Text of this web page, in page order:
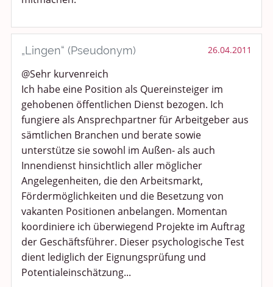
„Lingen“ (Pseudonym) 26.04.2011
@Sehr kurvenreich
Ich habe eine Position als Quereinsteiger im
gehobenen öffentlichen Dienst bezogen. Ich
fungiere als Ansprechpartner für Arbeitgeber aus
sämtlichen Branchen und berate sowie
unterstütze sie sowohl im Außen- als auch
Innendienst hinsichtlich aller möglicher
Angelegenheiten, die den Arbeitsmarkt,
Fördermöglichkeiten und die Besetzung von
vakanten Positionen anbelangen. Momentan
koordiniere ich überwiegend Projekte im Auftrag
der Geschäftsführer. Dieser psychologische Test
dient lediglich der Eignungsprüfung und
Potentialeinschätzung...